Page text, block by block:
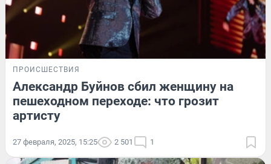
ПРОИСШЕСТВИЯ
Александр Буйнов сбил женщину на
пешеходном переходе: что грозит
артисту
27 февраля, 2025, 15:25 2 501 1